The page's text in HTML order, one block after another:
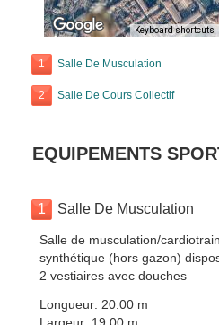
Keyboard shortcuts
1 Salle De Musculation
2 Salle De Cours Collectif
EQUIPEMENTS
1 Salle De Musculation
Salle de musculation/
synthétique (hors gazon)
2 vestiaires avec douches
Longueur: 20.00 m